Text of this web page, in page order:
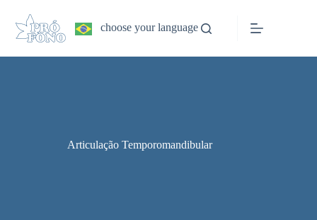
conteúdo
choose your language
Articulação Temporomandibular